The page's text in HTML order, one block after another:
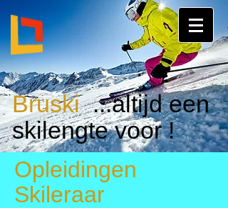
Bruski...altijd een
skilengte voor !
Opleidingen
Skileraar